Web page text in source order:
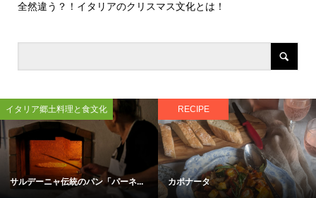
全然違う？！イタリアのクリスマス文化とは！
イタリア郷土料理と食文化
サルデーニャ伝統のパン「パーネ...
RECIPE
カポナータ